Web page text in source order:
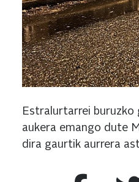
Estralurtarrei buruzko
aukera emango dute
dira gaurtik aurrera